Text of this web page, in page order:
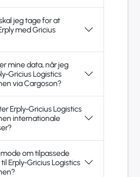
jeg tage for at
med Gricius
mine data, når jeg
Gricius Logistics
via Cargoson?
Erply-Gricius Logistics
internationale
om tilpassede
Erply-Gricius Logistics